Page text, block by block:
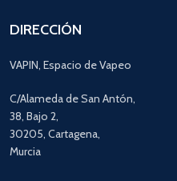
DIRECCIÓN
VAPIN, Espacio de Vapeo
C/Alameda de San Antón,
38, Bajo 2,
30205, Cartagena,
Murcia